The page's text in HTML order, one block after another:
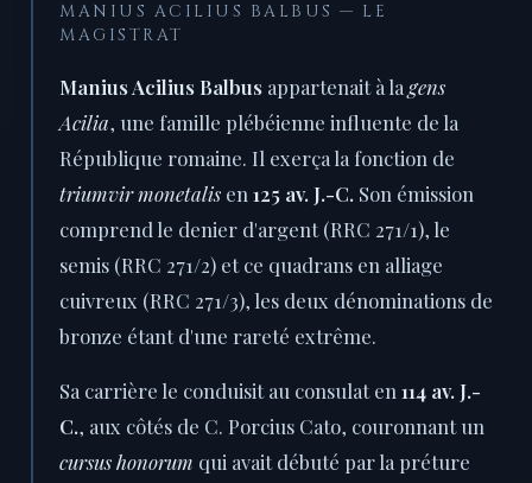
MANIUS ACILIUS BALBUS — LE
MAGISTRAT
Manius Acilius Balbus appartenait à la gens
Acilia, une famille plébéienne influente de la
République romaine. Il exerça la fonction de
triumvir monetalis en 125 av. J.-C. Son émission
comprend le denier d'argent (RRC 271/1), le
semis (RRC 271/2) et ce quadrans en alliage
cuivreux (RRC 271/3), les deux dénominations de
bronze étant d'une rareté extrême.
Sa carrière le conduisit au consulat en 114 av. J.-
C., aux côtés de C. Porcius Cato, couronnant un
cursus honorum qui avait débuté par la préture